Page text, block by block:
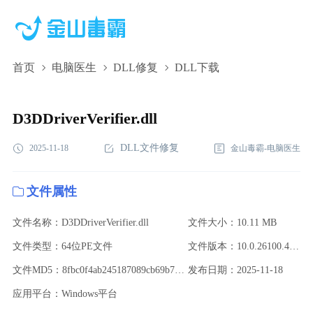
首页 电脑医生 DLL修复 DLL下载
D3DDriverVerifier.dll,D3DDriverVerifier.dll下
D3DDriverVerifier.dll
2025-11-18 DLL文件修复 金山毒霸-电脑医生
文件属性
文件名称：D3DDriverVerifier.dll 文件大小：10.11 MB
文件类型：64位PE文件 文件版本：10.0.26100.4484 (WinBuild.160101.0800)
文件MD5：8fbc0f4ab245187089cb69b7a7adce03 发布日期：2025-11-18
应用平台：Windows平台